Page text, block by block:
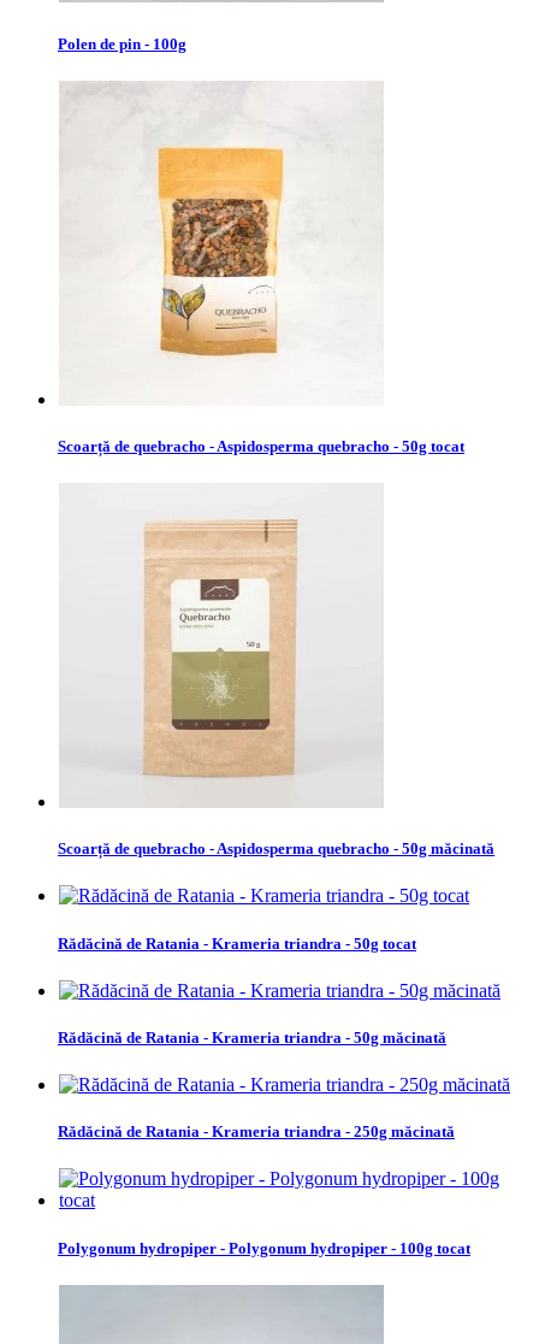
Polen de pin - 100g
Scoarță de quebracho - Aspidosperma quebracho - 50g tocat
Scoarță de quebracho - Aspidosperma quebracho - 50g măcinată
Rădăcină de Ratania - Krameria triandra - 50g tocat
Rădăcină de Ratania - Krameria triandra - 50g măcinată
Rădăcină de Ratania - Krameria triandra - 250g măcinată
Polygonum hydropiper - Polygonum hydropiper - 100g tocat